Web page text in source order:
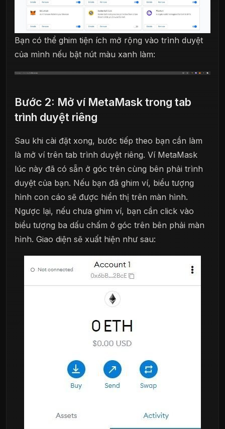
Bạn có thể ghim tiện ích mở rộng vào trình duyệt
của mình nếu bật nút màu xanh làm:
Bước 2: Mở ví MetaMask trong tab
trình duyệt riêng
Sau khi cài đặt xong, bước tiếp theo bạn cần làm
là mở ví trên tab trình duyệt riêng. Ví MetaMask
lúc này đã có sẵn ở góc trên cùng bên phải trình
duyệt của bạn. Nếu bạn đã ghim ví, biểu tượng
hình con cáo sẽ được hiển thị trên màn hình.
Ngược lại, nếu chưa ghim ví, bạn cần click vào
biểu tượng ba dấu chấm ở góc trên bên phải màn
hình. Giao diện sẽ xuất hiện như sau: